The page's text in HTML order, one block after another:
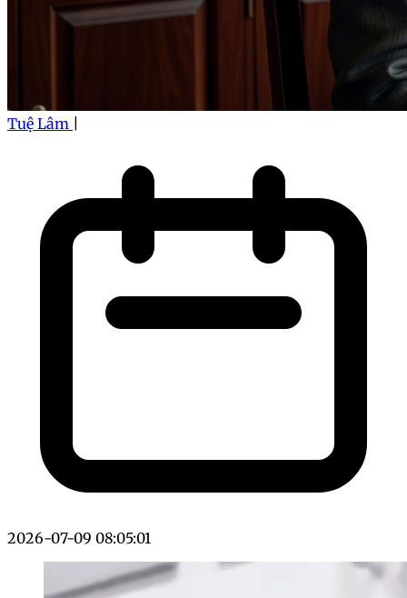
Tuệ Lâm
2026-07-09 08:05:01